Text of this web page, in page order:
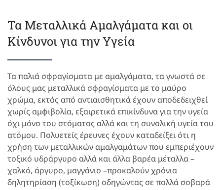
Τα Μεταλλικά Αμαλγάματα και οι
Κίνδυνοι για την Υγεία
Τα παλιά σφραγίσματα με αμαλγάματα, τα γνωστά σε
όλους μας μεταλλικά σφραγίσματα με το μαύρο
χρώμα, εκτός από αντιαισθητικά έχουν αποδεδειχθεί
χωρίς αμφιβολία, εξαιρετικά επικίνδυνα για την υγεία
όχι μόνο του στόματος αλλά και τη συνολική υγεία του
ατόμου. Πολυετείς έρευνες έχουν καταδείξει ότι η
χρήση των μεταλλικών αμαλγαμάτων που εμπεριέχουν
τοξικό υδράργυρο αλλά και άλλα βαρέα μέταλλα –
χαλκό, άργυρο, μαγγάνιο –προκαλούν χρόνια
δηλητηρίαση (τοξίκωση) οδηγώντας σε πολλά σοβαρά